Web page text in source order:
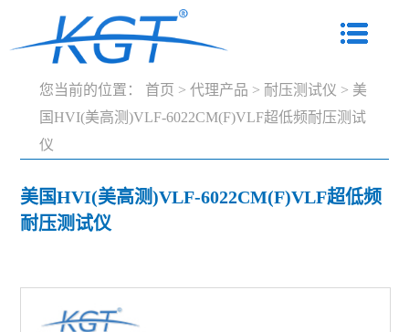
您当前的位置： 首页 > 代理产品 > 耐压测试仪 > 美
国HVI(美高测)VLF-6022CM(F)VLF超低频耐压测试
仪
美国HVI(美高测)VLF-6022CM(F)VLF超低频
耐压测试仪